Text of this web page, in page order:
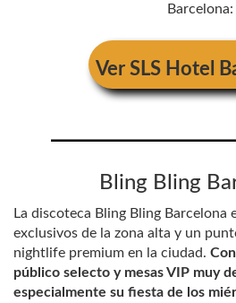
Barcelona:
Ver SLS Hotel
Bling Bling
La discoteca Bling Bling Barcelona
exclusivos de la zona alta y un
nightlife premium en la ciudad.
público selecto y mesas VIP muy
especialmente su fiesta de los